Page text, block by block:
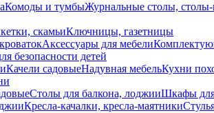
Комоды и тумбыЖурнальные столы,
скамьиКлючницы, газетницы
Аксессуары для мебели
безопасности детей
Качели садовыеНадувная мебельКухни
Столы для балкона, лоджииШкафы для
Кресла-качалки, кресла-маятники